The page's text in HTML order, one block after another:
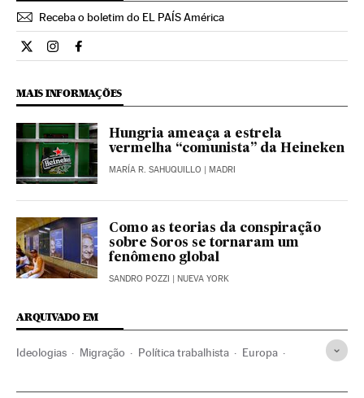
Receba o boletim do EL PAÍS América
Internacional El País Brasil en Twitter
Internacional El País Brasil en Instagram
Internacional El País Brasil en Facebook
MAIS INFORMAÇÕES
Hungria ameaça a estrela
vermelha “comunista” da Heineken
MARÍA R. SAHUQUILLO | MADRI
Como as teorias da conspiração
sobre Soros se tornaram um
fenômeno global
SANDRO POZZI | NUEVA YORK
ARQUIVADO EM
Ideologias Migração Política trabalhista Europa